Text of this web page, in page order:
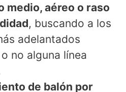
medio, aéreo o raso
, buscando a los
adelantados
no alguna línea
de balón por